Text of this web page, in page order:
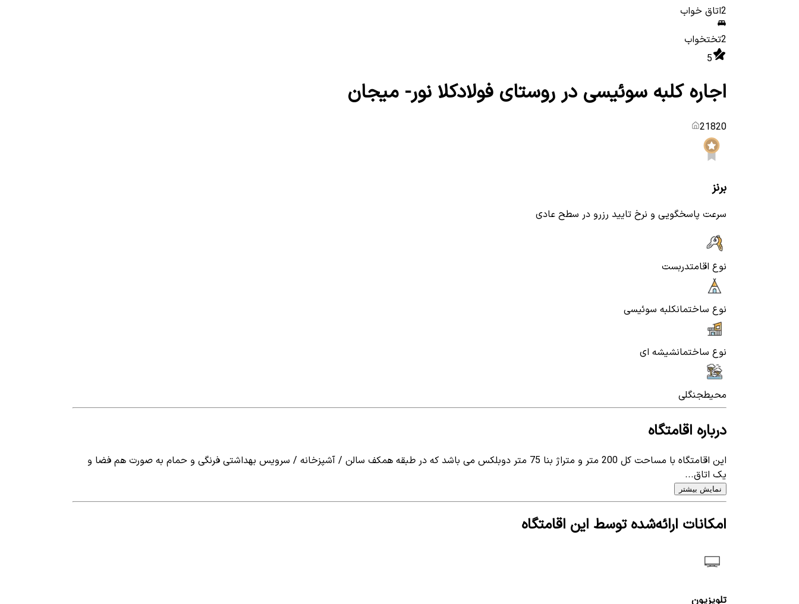
2اتاق خواب
2تختخواب
5
اجاره کلبه سوئیسی در روستای فولادکلا نور- میجان
21820
برنز
سرعت پاسخگویی و نرخ تایید رزرو در سطح عادی
نوع اقامتدربست
نوع ساختمانکلبه سوئیسی
نوع ساختمانشیشه ای
محیطجنگلی
درباره اقامتگاه
این اقامتگاه با مساحت کل 200 متر و متراژ بنا 75 متر دوبلکس می باشد که در طبقه همکف سالن / آشپزخانه / سرویس بهداشتی فرنگی و حمام به صورت هم فضا و
یک اتاق...
نمایش بیشتر
امکانات ارائه‌شده توسط این اقامتگاه
تلویزیون